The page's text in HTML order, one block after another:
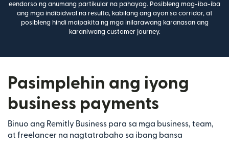
eendorso ng anumang partikular na pahayag. Posibleng mag-iba-iba
ang mga indibidwal na resulta, kabilang ang ayon sa corridor, at
posibleng hindi maipakita ng mga inilarawang karanasan ang
karaniwang customer journey.
Pasimplehin ang iyong
business payments
Binuo ang Remitly Business para sa mga business, team,
at freelancer na nagtatrabaho sa ibang bansa